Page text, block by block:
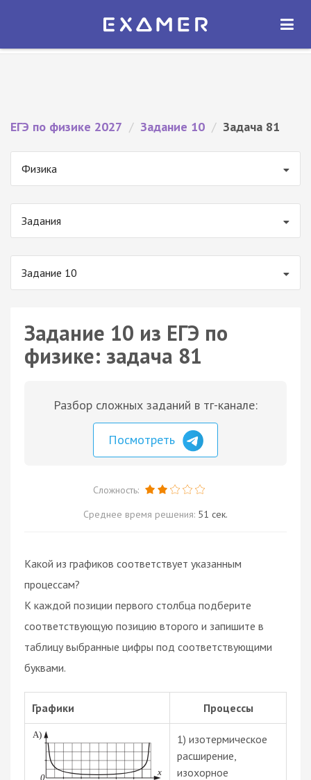
Экзамер — ЕГЭ 2027
ОТКРЫТЬ
ЕГЭ по физике 2027 / Задание 10 / Задача 81
Физика
Задания
Задание 10
Задание 10 из ЕГЭ по
физике: задача 81
Разбор сложных заданий в тг-канале:
Посмотреть
Сложность:
Среднее время решения: 51 сек.
Какой из графиков соответствует указанным
процессам?
К каждой позиции первого столбца подберите
соответствующую позицию второго и запишите в
таблицу выбранные цифры под соответствующими
буквами.
Графики Процессы
1) изотермическое
расширение,
изохорное